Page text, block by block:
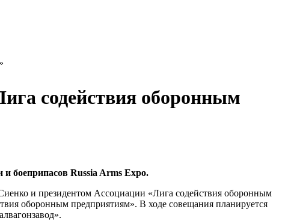
содействия оборонным
боеприпасов Russia Arms Expo.
и президентом Ассоциации «Лига содействия оборонным
оборонным предприятиям». В ходе совещания планируется